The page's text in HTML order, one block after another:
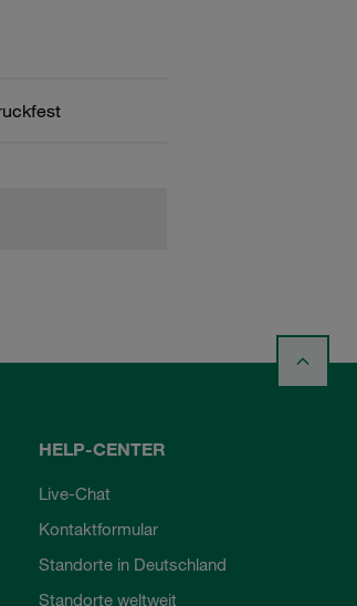
HELP-CENTER
Live-Chat
Kontaktformular
Standorte in Deutschland
Standorte weltweit